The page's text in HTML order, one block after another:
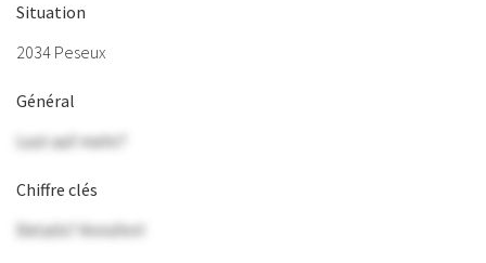
Situation
2034 Peseux
Général
Lust auf mehr?
Chiffre clés
Details? Anrufen!